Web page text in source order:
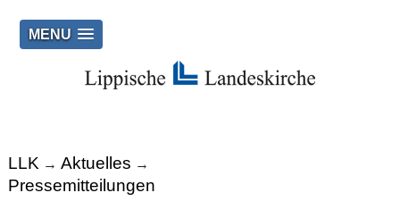
MENU
LLK → Aktuelles →
Pressemitteilungen